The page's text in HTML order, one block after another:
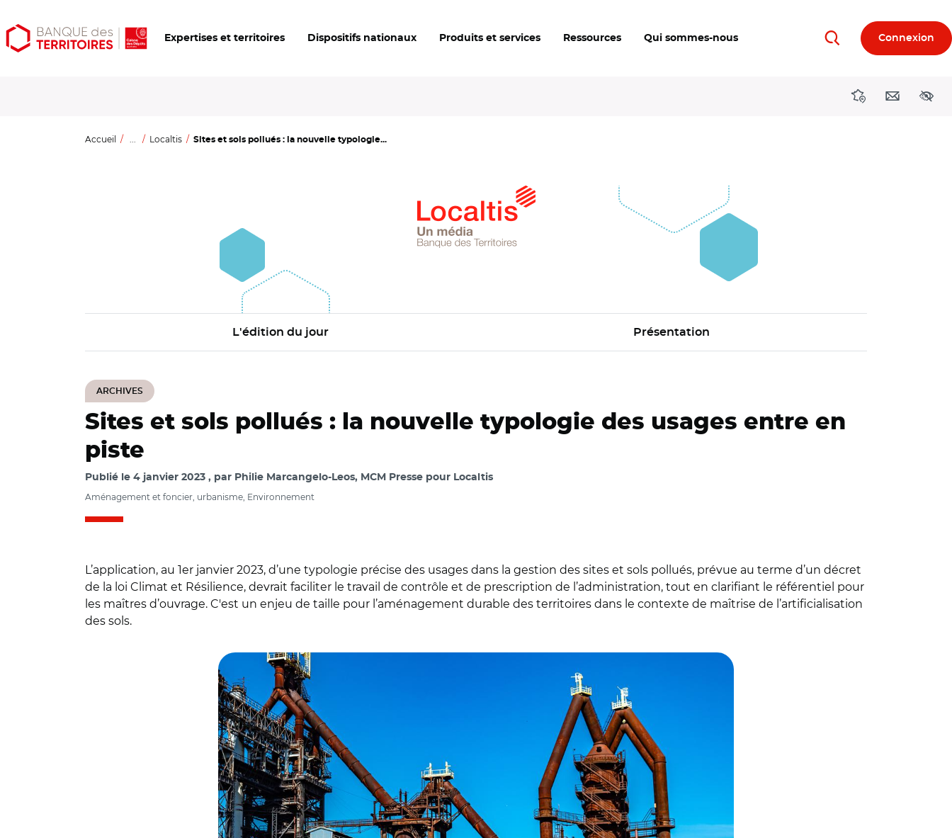
Aller
au
Aller
au
Ouvrir
les
Expertises et territoires Dispositifs nationaux Produits et services Ressources Qui sommes-nous RechercherConnexion
DirectionsContact
Accueil ... Localtis Sites et sols pollués : la nouvelle typologie...
L'édition du jour Présentation
ARCHIVES
Sites et sols pollués : la nouvelle typologie des usages entre en
piste
Publié le 4 janvier 2023 par Philie Marcangelo-Leos, MCM Presse pour Localtis
Aménagement et foncier, urbanisme, Environnement
L’application, au 1er janvier 2023, d’une typologie précise des usages dans la gestion des sites et sols pollués, prévue au terme d’un décret
de la loi Climat et Résilience, devrait faciliter le travail de contrôle et de prescription de l’administration, tout en clarifiant le référentiel pour
les maîtres d’ouvrage. C'est un enjeu de taille pour l’aménagement durable des territoires dans le contexte de maîtrise de l’artificialisation
des sols.